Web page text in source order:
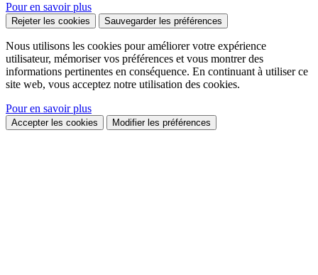
Pour en savoir plus
Rejeter les cookies Sauvegarder les préférences
Nous utilisons les cookies pour améliorer votre expérience
utilisateur, mémoriser vos préférences et vous montrer des
informations pertinentes en conséquence. En continuant à utiliser ce
site web, vous acceptez notre utilisation des cookies.
Pour en savoir plus
Accepter les cookies Modifier les préférences